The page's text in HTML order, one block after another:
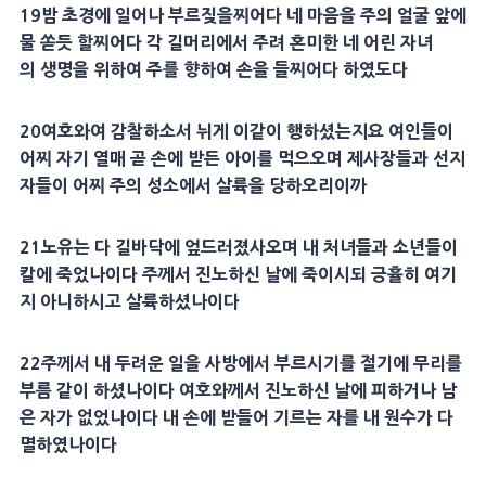
19밤초경에 일어나 부르짖을찌어다 네 마음을 주의 얼굴앞에
물 쏟듯 할찌어다 각 길머리에서 주려 혼미한 네 어린 자녀
의 생명을 위하여 주를 향하여 손을 들찌어다 하였도다
20여호와여 감찰하소서 뉘게 이같이 행하셨는지요 여인들이
어찌 자기 열매 곧 손에 받든 아이를 먹으오며 제사장들과 선지
자들이 어찌 주의 성소에서 살륙을 당하오리이까
21 노유는 다 길바닥에 엎드러졌사오며 내 처녀들과 소년들이
칼에 죽었나이다 주께서 진노하신 날에 죽이시되 긍휼히 여기
지 아니하시고 살륙하셨나이다
22주께서 내 두려운 일을 사방에서 부르시기를 절기 에 무리를
부름 같이 하셨나이다 여호와께서 진노하신 날에 피하거나 남
은 자가 없었나이다 내 손에 받들어 기르는 자를 내 원수가 다
멸하였나이다